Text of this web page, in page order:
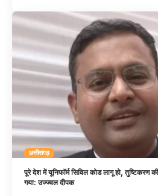
छत्तीसगढ़
पूरे देश में यूनिफॉर्म सिविल कोड लागू हो,
गया: उज्ज्वल दीपक